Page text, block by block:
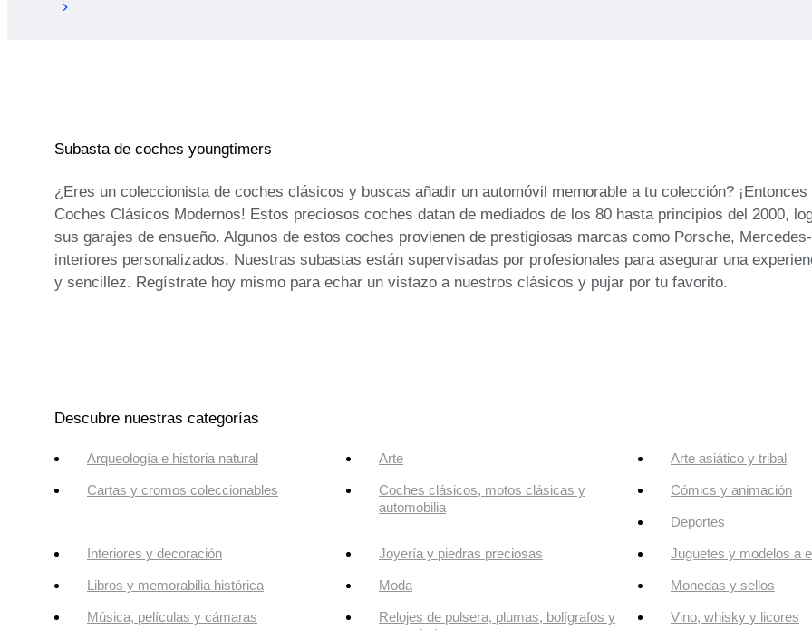
Subasta de coches youngtimers
¿Eres un coleccionista de coches clásicos y buscas añadir un automóvil memorable a tu colección?
Coches Clásicos Modernos! Estos preciosos coches datan de mediados de los 80 hasta principios del 2000,
sus garajes de ensueño. Algunos de estos coches provienen de prestigiosas marcas como Porsche,
interiores personalizados. Nuestras subastas están supervisadas por profesionales para asegurar una
y sencillez. Regístrate hoy mismo para echar un vistazo a nuestros clásicos y pujar por tu favorito.
Descubre nuestras categorías
Arqueología e historia natural Arte Arte asiático y tribal
Cartas y cromos coleccionables
Coches clásicos, motos clásicas y
automobilia
Cómics y animación
Deportes
Interiores y decoración Joyería y piedras preciosas Juguetes y modelos a
Libros y memorabilia histórica Moda Monedas y sellos
Música, películas y cámaras
Relojes de pulsera, plumas, bolígrafos y
Vino, whisky y licores